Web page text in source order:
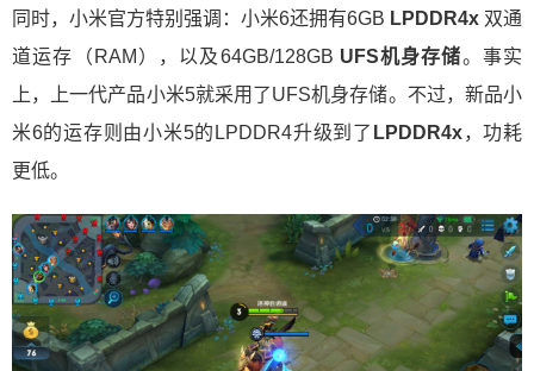
同时，小米官方特别强调：小米6还拥有6GB LPDDR4x 双通
道运存（RAM），以及64GB/128GB UFS机身存储。事实
上，上一代产品小米5就采用了UFS机身存储。不过，新品小
米6的运存则由小米5的LPDDR4升级到了 LPDDR4x，功耗
更低。